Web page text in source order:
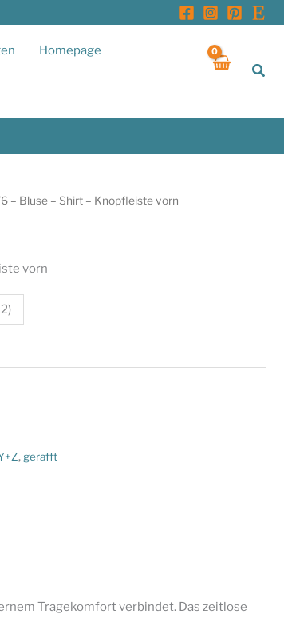
Homepage
– Bluse – Shirt – Knopfleiste vorn
vorn
, gerafft
Tragekomfort verbindet. Das zeitlose